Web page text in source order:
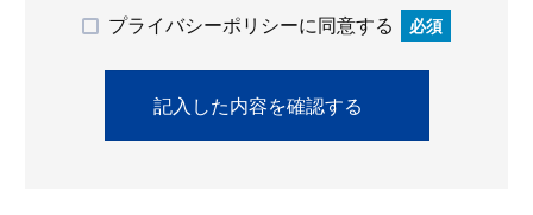
プライバシーポリシーに同意する 必須